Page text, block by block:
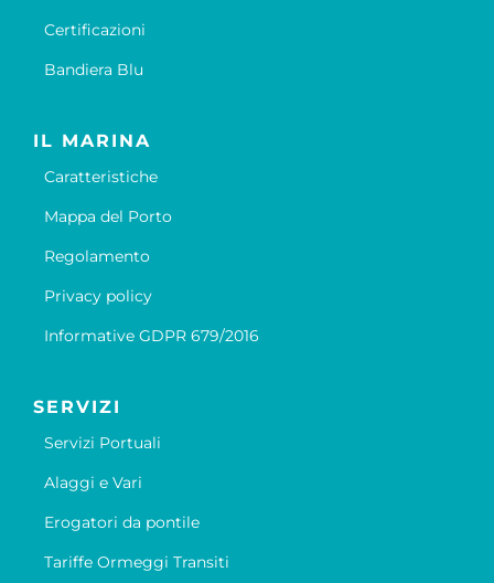
Certificazioni
Bandiera Blu
IL MARINA
Caratteristiche
Mappa del Porto
Regolamento
Privacy policy
Informative GDPR 679/2016
SERVIZI
Servizi Portuali
Alaggi e Vari
Erogatori da pontile
Tariffe Ormeggi Transiti